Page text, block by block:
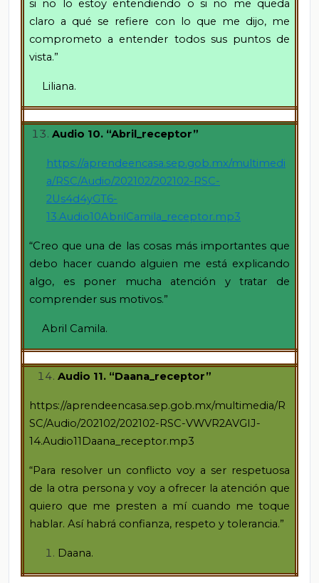
si no lo estoy entendiendo o si no me queda
claro a qué se refiere con lo que me dijo, me
comprometo a entender todos sus puntos de
vista.”
Liliana.
Audio 10. “Abril_receptor”
https://aprendeencasa.sep.gob.mx/multimedi
a/RSC/Audio/202102/202102-RSC-
2Us4d4yGT6-
13.Audio10AbrilCamila_receptor.mp3
“Creo que una de las cosas más importantes que
debo hacer cuando alguien me está explicando
algo, es poner mucha atención y tratar de
comprender sus motivos.”
Abril Camila.
Audio 11. “Daana_receptor”
https://aprendeencasa.sep.gob.mx/multimedia/R
SC/Audio/202102/202102-RSC-VWVR2AVGIJ-
14.Audio11Daana_receptor.mp3
“Para resolver un conflicto voy a ser respetuosa
de la otra persona y voy a ofrecer la atención que
quiero que me presten a mí cuando me toque
hablar. Así habrá confianza, respeto y tolerancia.”
Daana.